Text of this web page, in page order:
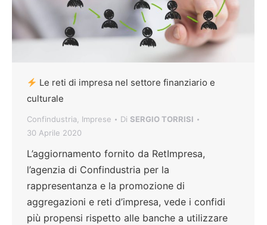
Le reti di impresa nel settore finanziario e
culturale
Confindustria Imprese Di SERGIO TORRISI
30 Aprile 2020
L’aggiornamento fornito da RetImpresa,
l’agenzia di Confindustria per la
rappresentanza e la promozione di
aggregazioni e reti d’impresa, vede i confidi
più propensi rispetto alle banche a utilizzare